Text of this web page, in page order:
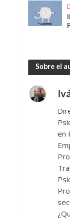
Sobre el
en